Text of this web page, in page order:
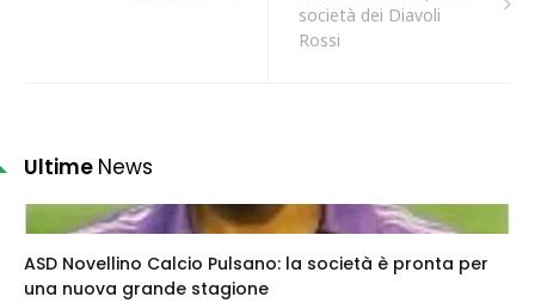
società dei Diavoli
Rossi
Ultime News
ASD Novellino Calcio Pulsano: la società è pronta per
una nuova grande stagione